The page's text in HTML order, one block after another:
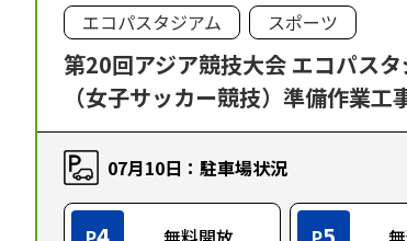
エコパスタジアム スポーツ
第20回アジア競技大会 エコパス
（女子サッカー競技）準備作業工
07月10日：駐車場状況